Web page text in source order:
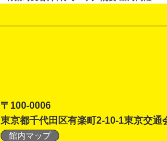
〒100-0006
東京都千代田区有楽町2-10-1東京交通
館内マップ